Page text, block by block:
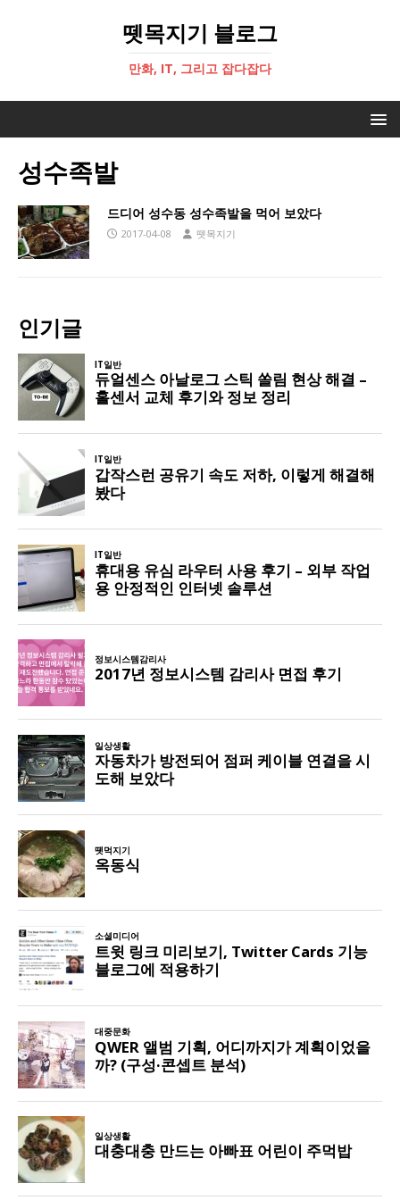
뗏목지기 블로그
만화, IT, 그리고 잡다잡다
성수족발
드디어 성수동 성수족발을 먹어 보았다
2017-04-08 뗏목지기
인기글